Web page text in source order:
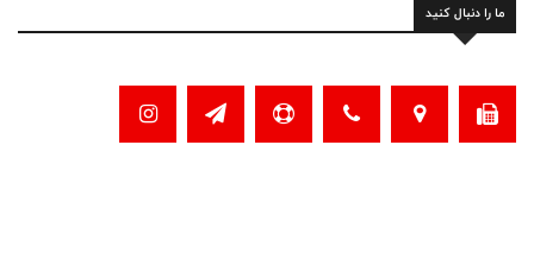
ما را دنبال کنید